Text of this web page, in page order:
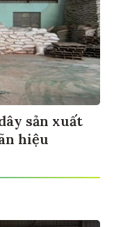
sản xuất
hiệu